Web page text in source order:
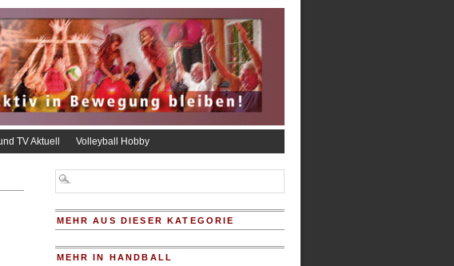
TV Aktuell Volleyball Hobby
MEHR AUS DIESER KATEGORIE
MEHR IN HANDBALL